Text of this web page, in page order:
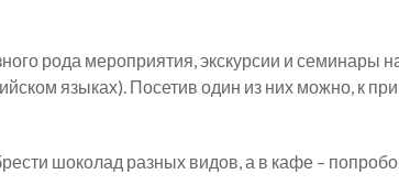
рода мероприятия, экскурсии и семинары
языках). Посетив один из них можно, к
шоколад разных видов, а в кафе –